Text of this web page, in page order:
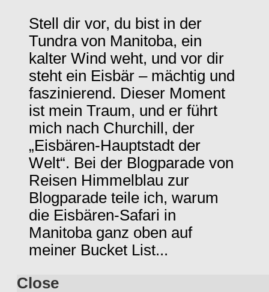
Stell dir vor, du bist in der
Tundra von Manitoba, ein
kalter Wind weht, und vor dir
steht ein Eisbär – mächtig und
faszinierend. Dieser Moment
ist mein Traum, und er führt
mich nach Churchill, der
„Eisbären-Hauptstadt der
Welt“. Bei der Blogparade von
Reisen Himmelblau zur
Blogparade teile ich, warum
die Eisbären-Safari in
Manitoba ganz oben auf
meiner Bucket List...
Close